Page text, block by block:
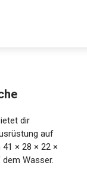
dir
auf
× 28 × 22 ×
Wasser.